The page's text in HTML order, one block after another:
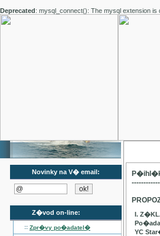
Deprecated: mysql_connect(): The mysql extension
Novinky na V� email:
Z�vod on-line:
:: Zpr�vy po�adatel�
I.
YC